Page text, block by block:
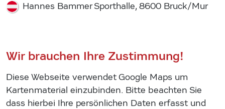
Hannes Bammer Sporthalle, 8600 Bruck/Mur
Wir brauchen Ihre Zustimmung!
Diese Webseite verwendet Google Maps um
Kartenmaterial einzubinden. Bitte beachten Sie
dass hierbei Ihre persönlichen Daten erfasst und